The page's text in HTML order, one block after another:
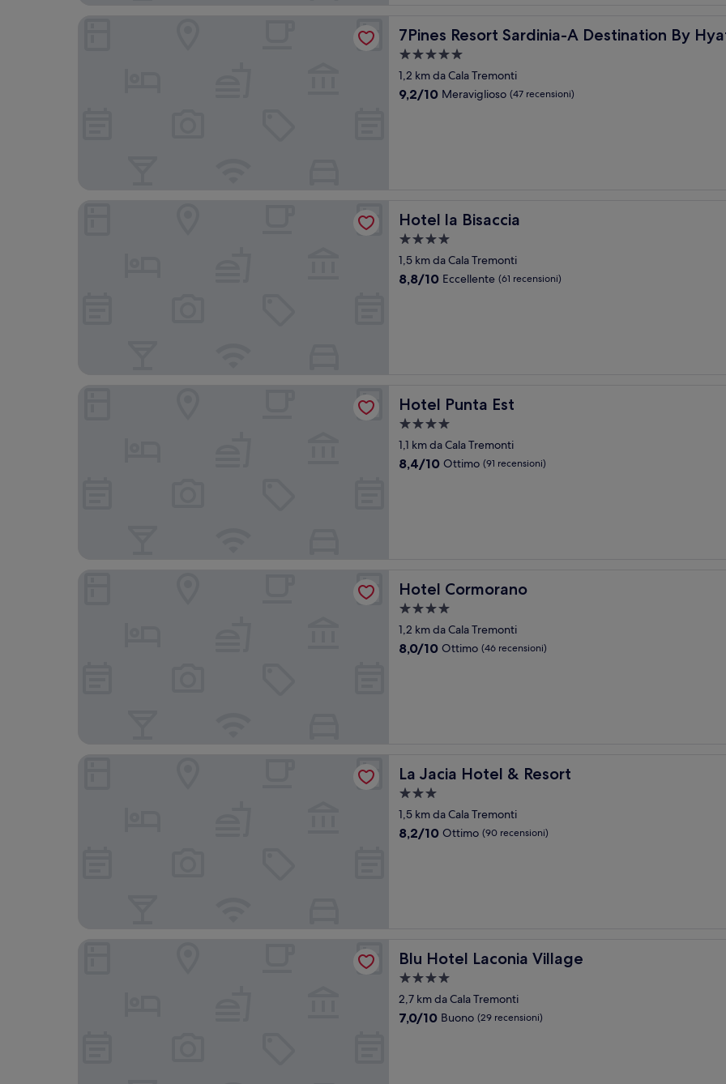
7Pines Resort Sardinia-A Destination By
7Pines Resort Sardinia-A Destination By Hyatt
Struttura
a
5.0
1,2 km da Cala Tremonti
9.2
9,2/10 Meraviglioso (47 recensioni)
Hotel la Bisaccia
Hotel la Bisaccia
Struttura
a
4.0
1,5 km da Cala Tremonti
8.8
8,8/10 Eccellente (61 recensioni)
Hotel Punta Est
Hotel Punta Est
Struttura
a
4.0
1,1 km da Cala Tremonti
8.4
8,4/10 Ottimo (91 recensioni)
Hotel Cormorano
Hotel Cormorano
Struttura
a
4.0
1,2 km da Cala Tremonti
8.0
8,0/10 Ottimo (46 recensioni)
La Jacia Hotel & Resort
La Jacia Hotel & Resort
Struttura
a
3.0
1,5 km da Cala Tremonti
8.2
8,2/10 Ottimo (90 recensioni)
Blu Hotel Laconia Village
Blu Hotel Laconia Village
Struttura
a
4.0
2,7 km da Cala Tremonti
7.0
7,0/10 Buono (29 recensioni)